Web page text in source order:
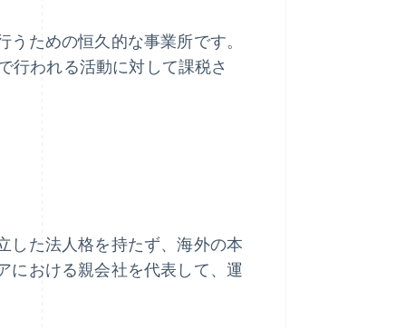
ための恒久的な事業所です。
行われる活動に対して課税さ
した法人格を持たず、海外の本
における親会社を代表して、運